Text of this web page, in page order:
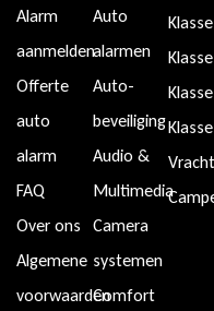
Alarm
aanmelden
Offerte
auto
alarm
FAQ
Over ons
Algemene
voorwaarden
Auto
alarmen
Auto-
beveiliging
Audio &
Multimedia
Camera
systemen
Comfort